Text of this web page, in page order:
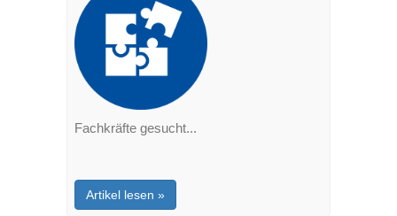
Fachkräfte gesucht...
Artikel lesen »